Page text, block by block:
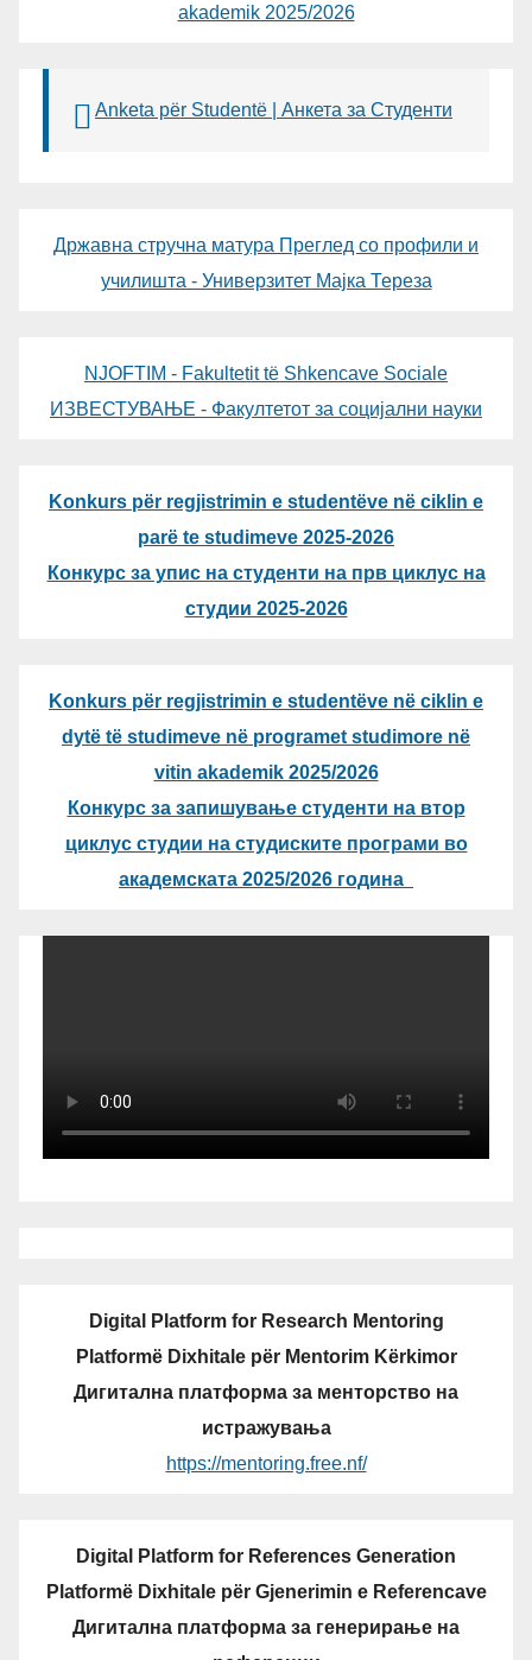
akademik 2025/2026
Anketa për Studentë | Анкета за Студенти
Државна стручна матура Преглед со профили и
училишта - Универзитет Мајка Тереза
NJOFTIM - Fakultetit të Shkencave Sociale
ИЗВЕСТУВАЊЕ - Факултетот за социјални науки
Konkurs për regjistrimin e studentëve në ciklin e
parë te studimeve 2025-2026
Конкурс за упис на студенти на прв циклус на
студии 2025-2026
Konkurs për regjistrimin e studentëve në ciklin e
dytë të studimeve në programet studimore në
vitin akademik 2025/2026
Конкурс за запишување студенти на втор
циклус студии на студиските програми во
академската 2025/2026 година
Digital Platform for Research Mentoring
Platformë Dixhitale për Mentorim Kërkimor
Дигитална платформа за менторство на
истражувања
https://mentoring.free.nf/
Digital Platform for References Generation
Platformë Dixhitale për Gjenerimin e Referencave
Дигитална платформа за генерирање на